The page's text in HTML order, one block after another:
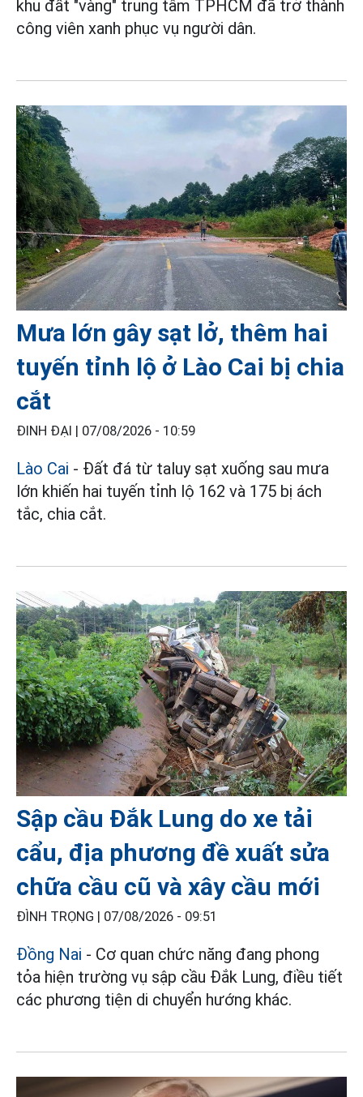
khu đất "vàng" trung tâm TPHCM đã trở thành
công viên xanh phục vụ người dân.
Mưa lớn gây sạt lở, thêm hai
tuyến tỉnh lộ ở Lào Cai bị chia
cắt
ĐINH ĐẠI | 07/08/2026 - 10:59
Lào Cai - Đất đá từ taluy sạt xuống sau mưa
lớn khiến hai tuyến tỉnh lộ 162 và 175 bị ách
tắc, chia cắt.
Sập cầu Đắk Lung do xe tải
cẩu, địa phương đề xuất sửa
chữa cầu cũ và xây cầu mới
ĐÌNH TRỌNG | 07/08/2026 - 09:51
Đồng Nai - Cơ quan chức năng đang phong
tỏa hiện trường vụ sập cầu Đắk Lung, điều tiết
các phương tiện di chuyển hướng khác.